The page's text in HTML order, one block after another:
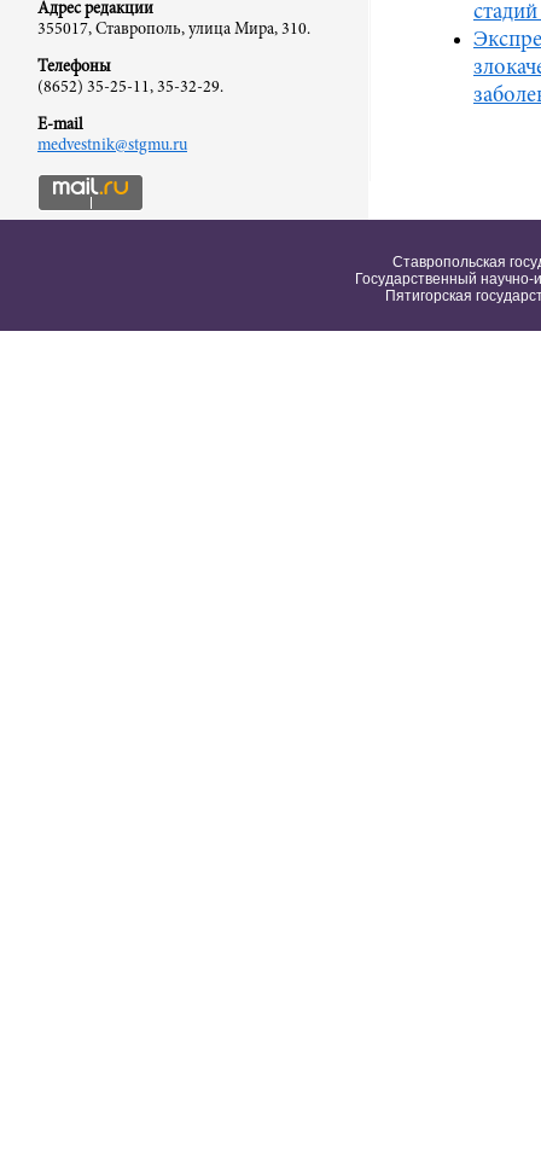
Адрес редакции
355017, Ставрополь, улица Мира, 310.
Телефоны
(8652) 35-25-11, 35-32-29.
E-mail
medvestnik@stgmu.ru
Ставропольская
Государственный научно-
Пятигорская